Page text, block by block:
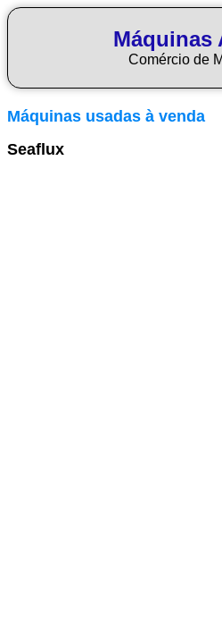
Máquinas
Comércio de
Máquinas usadas à venda
Seaflux